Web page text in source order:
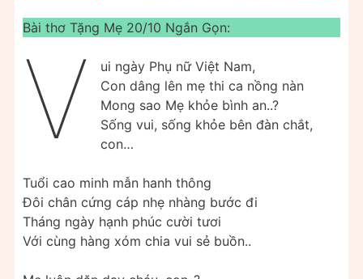
Bài thơ Tặng Mẹ 20/10 Ngắn Gọn:
V
ui ngày Phụ nữ Việt Nam,
Con dâng lên mẹ thi ca nồng nàn
Mong sao Mẹ khỏe bình an..?
Sống vui, sống khỏe bên đàn chắt,
con…
Tuổi cao minh mẫn hanh thông
Đôi chân cứng cáp nhẹ nhàng bước đi
Tháng ngày hạnh phúc cười tươi
Với cùng hàng xóm chia vui sẻ buồn..